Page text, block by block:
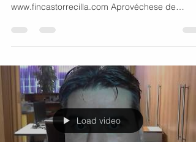
www.fincastorrecilla.com Aprovéchese de
Load video